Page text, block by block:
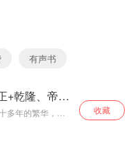
绝
天
，
福利分房、下岗分
流、买断工龄等时
守与挣扎。故事里
有分房竞争的暗流
涌动，有下岗失业
有声书
+乾隆、帝王
年的繁华，离
的接力打拼。他
，一个是九子夺
收藏